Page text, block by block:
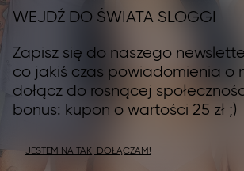
WEJDŹ DO ŚWIATA SLOGGI
Zapisz się do naszego
co jakiś czas powiadomienia o
dołącz do rosnącej
bonus: kupon o wartości 25 zł ;)
JESTEM NA TAK, DOŁĄCZAM!